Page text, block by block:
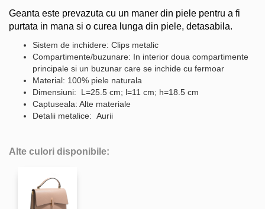
Geanta este prevazuta cu un maner din piele pentru a fi
purtata in mana si o curea lunga din piele, detasabila.
Sistem de inchidere: Clips metalic
Compartimente/buzunare: In interior doua compartimente
principale si un buzunar care se inchide cu fermoar
Material: 100% piele naturala
Dimensiuni: L=25.5 cm; l=11 cm; h=18.5 cm
Captuseala: Alte materiale
Detalii metalice: Aurii
Alte culori disponibile: